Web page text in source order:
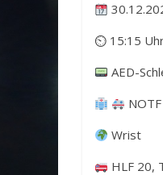
⏲ 15:15
AED-
Wrist
HLF 20,